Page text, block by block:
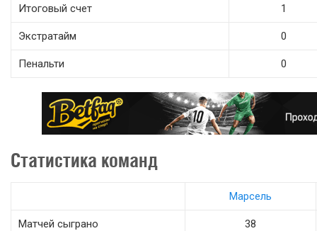
Итоговый счет 1
Экстратайм 0
Пенальти 0
Статистика команд
Марсель
Матчей сыграно 38